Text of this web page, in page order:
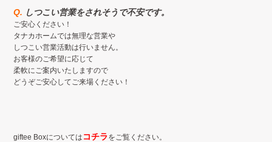
Q. しつこい営業をされそうで不安です。
ご安心ください！
タナカホームでは無理な営業や
しつこい営業活動は行いません。
お客様のご希望に応じて
柔軟にご案内いたしますので
どうぞご安心してご来場ください！
giftee Boxについては コチラをご覧ください。